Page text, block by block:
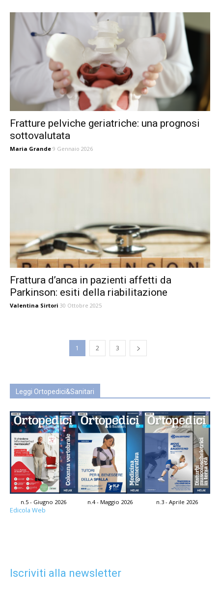
Fratture pelviche geriatriche: una prognosi
sottovalutata
Maria Grande 9 Gennaio 2026
Frattura d’anca in pazienti affetti da
Parkinson: esiti della riabilitazione
Valentina Sirtori 30 Ottobre 2025
1 2 3
Leggi Ortopedici&Sanitari
n.5 - Giugno 2026 n.4 - Maggio 2026 n.3 - Aprile 2026
Edicola Web
Iscriviti alla newsletter